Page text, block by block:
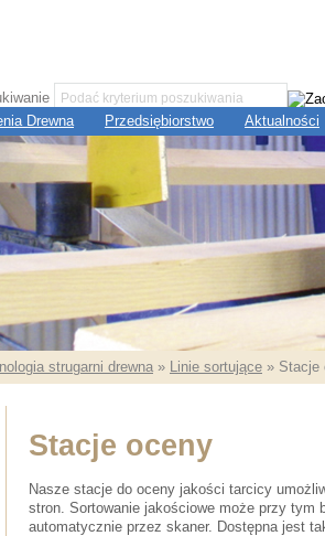
Drewna Przedsiębiorstwo Aktualności
strugarni drewna » Linie sortujące » Stacje
Stacje oceny
Nasze stacje do oceny jakości tarcicy
stron. Sortowanie jakościowe może przy tym
automatycznie przez skaner. Dostępna jest